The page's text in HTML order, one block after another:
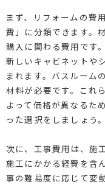
まず、リフォームの費
費」に分類できます。
購入に関わる費用です
新しいキャビネットや
まれます。バスルーム
材料が必要です。これ
よって価格が異なるた
った選択をしましょう。
次に、工事費用は、施
施工にかかる経費を含
事の難易度に応じて変